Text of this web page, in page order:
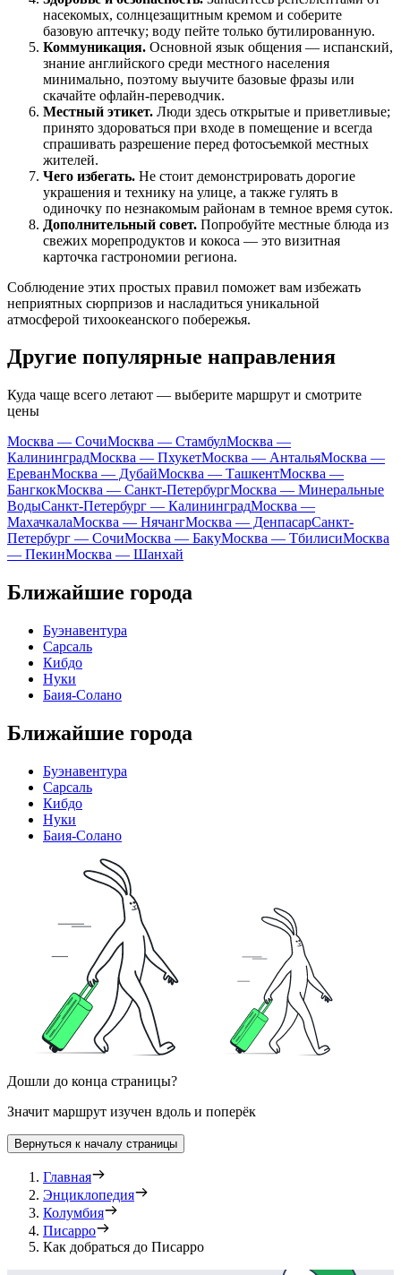
насекомых, солнцезащитным кремом и соберите
базовую аптечку; воду пейте только бутилированную.
Коммуникация. Основной язык общения — испанский,
знание английского среди местного населения
минимально, поэтому выучите базовые фразы или
скачайте офлайн-переводчик.
Местный этикет. Люди здесь открытые и приветливые;
принято здороваться при входе в помещение и всегда
спрашивать разрешение перед фотосъемкой местных
жителей.
Чего избегать. Не стоит демонстрировать дорогие
украшения и технику на улице, а также гулять в
одиночку по незнакомым районам в темное время суток.
Дополнительный совет. Попробуйте местные блюда из
свежих морепродуктов и кокоса — это визитная
карточка гастрономии региона.
Соблюдение этих простых правил поможет вам избежать
неприятных сюрпризов и насладиться уникальной
атмосферой тихоокеанского побережья.
Другие популярные направления
Куда чаще всего летают — выберите маршрут и смотрите
цены
Москва — СочиМосква — СтамбулМосква —
КалининградМосква — ПхукетМосква — АнтальяМосква —
ЕреванМосква — ДубайМосква — ТашкентМосква —
БангкокМосква — Санкт-ПетербургМосква — Минеральные
ВодыСанкт-Петербург — КалининградМосква —
МахачкалаМосква — НячангМосква — ДенпасарСанкт-
Петербург — СочиМосква — БакуМосква — ТбилисиМосква
— ПекинМосква — Шанхай
Ближайшие города
Буэнавентура
Сарсаль
Кибдо
Нуки
Баия-Солано
Ближайшие города
Буэнавентура
Сарсаль
Кибдо
Нуки
Баия-Солано
Дошли до конца страницы?
Значит маршрут изучен вдоль и поперёк
Вернуться к началу страницы
Главная
Энциклопедия
Колумбия
Писарро
Как добраться до Писарро